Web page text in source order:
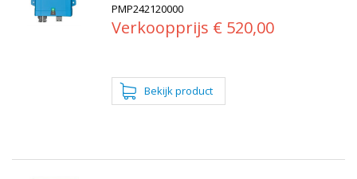
PMP242120000
Verkoopprijs € 520,00